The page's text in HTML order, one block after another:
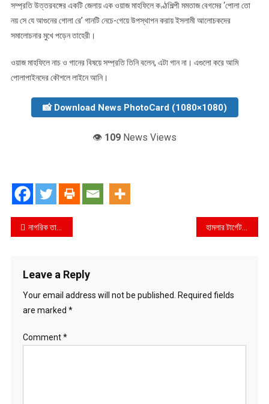
সম্প্রতি উত্তরবঙ্গের একটি জেলায় এক ওয়াজ মাহফিলে কণ্ঠশিল্পী মমতাজ বেগমের ‘পোলা তো
নয় সে যে আগুনের গোলা রে’ গানটি নেচে-গেয়ে উপস্থাপন করায় ইসলামী আলোচকদের
সমালোচনার মুখে পড়েন তাহেরী।
ওয়াজ মাহফিলে নাচ ও গানের বিষয়ে সম্প্রতি তিনি বলেন, এটা গান না। এগুলো করে আমি
পোলাপাইনদের কৌশলে লাইনে আনি।
📸 Download News PhotoCard (1080×1080)
👁️ 109 News Views
Post
নাগরিক তালিকায় নাম নেই সাবেক রাষ্ট্রপতির হামলার টার্গেট ছিল পুলিশ
Leave a Reply
Your email address will not be published. Required fields
are marked *
Comment*